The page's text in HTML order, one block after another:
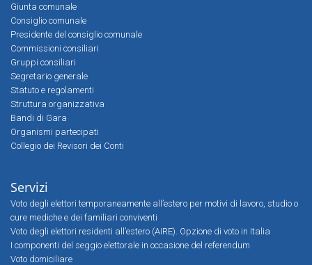
Giunta comunale
Consiglio comunale
Presidente del consiglio comunale
Commissioni consiliari
Gruppi consiliari
Segretario generale
Statuto e regolamenti
Struttura organizzativa
Bandi di Gara
Organismi partecipati
Collegio dei Revisori dei Conti
Servizi
Voto degli elettori temporaneamente all’estero per motivi di lavoro, studio o
cure mediche e dei familiari conviventi
Voto degli elettori residenti all’estero (AIRE). Opzione di voto in Italia
I componenti del seggio elettorale in occasione del referendum
Voto domiciliare